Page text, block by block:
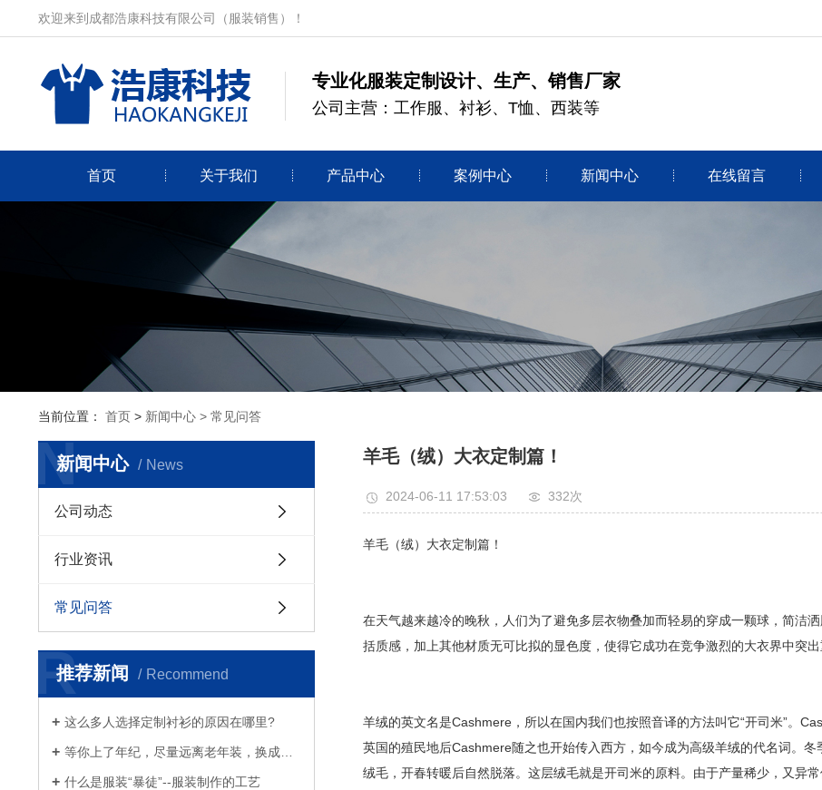
欢迎来到成都浩康科技有限公司（服装销售）！
专业化服装定制设计、生产、销售厂家
公司主营：工作服、衬衫、T恤、西装等
首页 关于我们 产品中心 案例中心 新闻中心 在线留言
当前位置： 首页 > 新闻中心 > 常见问答
新闻中心 News
N
公司动态
行业资讯
常见问答
推荐新闻 Recommend
R
这么多人选择定制衬衫的原因在哪里?
等你上了年纪，尽量远离老年装，换成白衬衫、浅西服和奶奶风衣吧
什么是服装“暴徒”--服装制作的工艺
羊毛（绒）大衣定制篇！
2024-06-11 17:53:03 332次
羊毛（绒）大衣定制篇！
在天气越来越冷的晚秋，人们为了避免多层衣物叠加而轻易的穿成一颗球，简洁
括质感，加上其他材质无可比拟的显色度，使得它成功在竞争激烈的大衣界中突出
羊绒的英文名是Cashmere，所以在国内我们也按照音译的方法叫它“开司米”。
英国的殖民地后Cashmere随之也开始传入西方，如今成为高级羊绒的代名词。
绒毛，开春转暖后自然脱落。这层绒毛就是开司米的原料。由于产量稀少，又异常